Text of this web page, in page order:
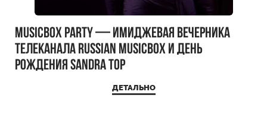
MUSICBOX PARTY — имиджевая вечерника
телеканала RUSSIAN MUSICBOX и день
рождения Sandra Top
ДЕТАЛЬНО